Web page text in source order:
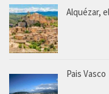
Alquézar,
Pais Vasco